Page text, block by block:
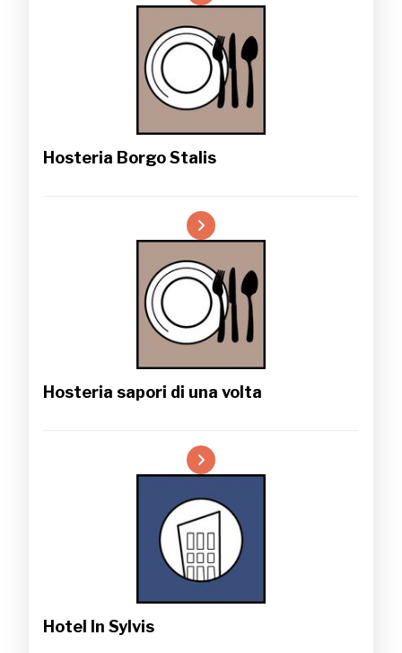
Hosteria Borgo Stalis
Hosteria sapori di una volta
Hotel In Sylvis